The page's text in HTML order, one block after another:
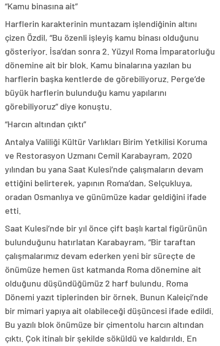
“Kamu binasına ait”
Harflerin karakterinin muntazam işlendiğinin altını
çizen Özdil, “Bu özenli işleyiş kamu binası olduğunu
gösteriyor. İsa’dan sonra 2. Yüzyıl Roma İmparatorluğu
dönemine ait bir blok. Kamu binalarına yazılan bu
harflerin başka kentlerde de görebiliyoruz. Perge’de
büyük harflerin bulunduğu kamu yapılarını
görebiliyoruz” diye konuştu.
“Harcın altından çıktı”
Antalya Valiliği Kültür Varlıkları Birim Yetkilisi Koruma
ve Restorasyon Uzmanı Cemil Karabayram, 2020
yılından bu yana Saat Kulesi’nde çalışmaların devam
ettiğini belirterek, yapının Roma’dan, Selçukluya,
oradan Osmanlıya ve günümüze kadar geldiğini ifade
etti.
Saat Kulesi’nde bir yıl önce çift başlı kartal figürünün
bulunduğunu hatırlatan Karabayram, “Bir taraftan
çalışmalarımız devam ederken yeni bir süreçte de
önümüze hemen üst katmanda Roma dönemine ait
olduğunu düşündüğümüz 2 harf bulundu. Roma
Dönemi yazıt tiplerinden bir örnek. Bunun Kaleiçi’nde
bir mimari yapıya ait olabileceği düşüncesi ifade edildi.
Bu yazılı blok önümüze bir çimentolu harcın altından
çıktı. Çok itinalı bir şekilde söküldü ve kaldırıldı. En